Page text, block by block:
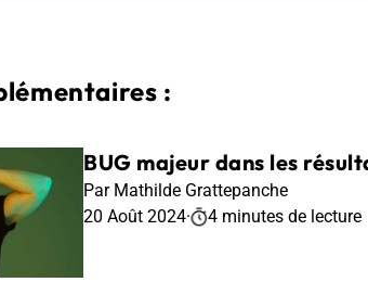
:
BUG majeur dans les
Par Mathilde Grattepanche
20 Août 2024· 4 minutes de lecture